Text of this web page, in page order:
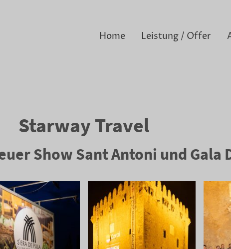
Home Leistung / Offer
Starway Travel
Show Sant Antoni und Gala